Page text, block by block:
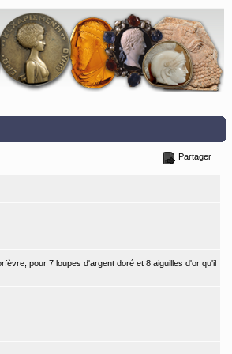
Partager
pour 7 loupes d'argent doré et 8 aiguilles d'or qu'il